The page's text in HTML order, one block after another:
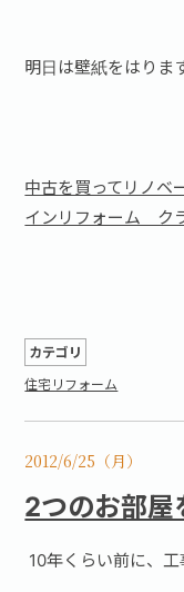
明日は壁紙をはりま
中古を買ってリノベ
インリフォーム ク
カテゴリ
住宅リフォーム
2012/6/25（月）
2つのお部屋
10年くらい前に、